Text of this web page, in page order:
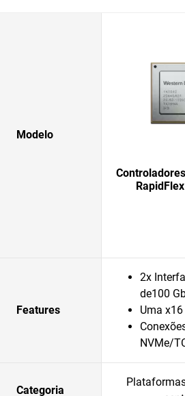
Modelo
Features
2x
de100
Uma x16
NVMe/
Categoria